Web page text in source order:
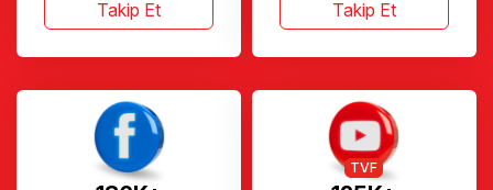
Takip Et Takip Et
TVF